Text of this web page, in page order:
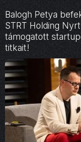
Balogh Petya
STRT Holding
támogatott
titkait!